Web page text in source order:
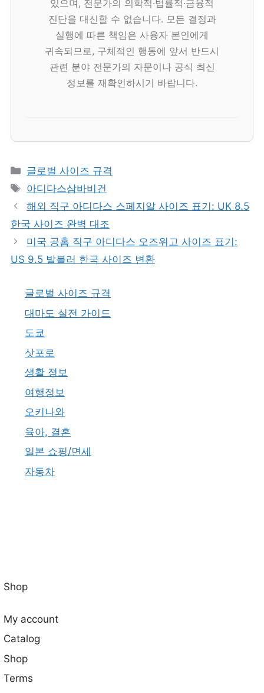
있으며, 전문가의 의학적·법률적·금융적
진단을 대신할 수 없습니다. 모든 결정과
실행에 따른 책임은 사용자 본인에게
귀속되므로, 구체적인 행동에 앞서 반드시
관련 분야 전문가의 자문이나 공식 최신
정보를 재확인하시기 바랍니다.
카
테
리
글로벌 사이즈 규격
태
그
아디다스삼바비건
해외 직구 아디다스 스페지알 사이즈 표기: UK 8.5
한국 사이즈 완벽 대조
미국 공홈 직구 아디다스 오즈위고 사이즈 표기:
US 9.5 발볼러 한국 사이즈 변환
글로벌 사이즈 규격
대마도 실전 가이드
도쿄
삿포로
생활 정보
여행정보
오키나와
육아, 결혼
일본 쇼핑/면세
자동차
Shop
My account
Catalog
Shop
Terms